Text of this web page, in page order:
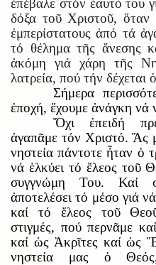
ἐπέβαλε στόν ἑαυτό του
δόξα τοῦ Χριστοῦ, ὅταν
ἐμπερίστατους ἀπό τά
τό θέλημα τῆς ἄνεσης
ἀκόμη γιά χάρη τῆς
λατρεία, πού τήν δέχεται
Σήμερα
ἐποχή, ἔχουμε ἀνάγκη νά
Ὄχι ἐπειδή
ἀγαπᾶμε τόν Χριστό. Ἄς
νηστεία πάντοτε ἦταν ὁ
νά ἑλκύει τό ἔλεος τοῦ
συγγνώμη Του. Καί
ἀποτελέσει τό μέσο γιά
καί τό ἔλεος τοῦ
στιγμές, πού περνᾶμε
καί ὡς Ἀκρῖτες καί ὡς
νηστεία μας ὁ